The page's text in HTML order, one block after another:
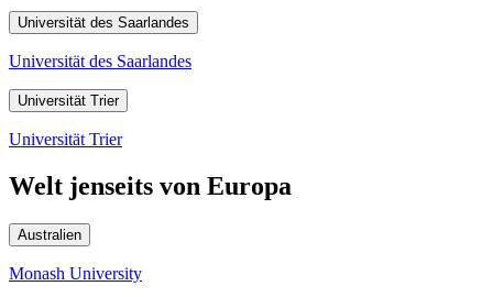
Universität des Saarlandes
Universität des Saarlandes
Universität Trier
Universität Trier
Welt jenseits von Europa
Australien
Monash University